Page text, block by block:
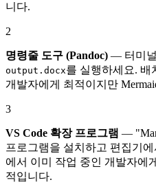
니다.
2
명령줄 도구 (Pandoc) — 터미
output.docx를 실행하세요. 배
개발자에게 최적이지만
3
VS Code 확장 프로그램 —
프로그램을 설치하고 편집기
에서 이미 작업 중인 개발자에
적입니다.